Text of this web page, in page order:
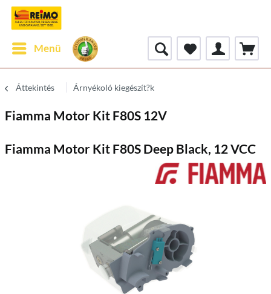
Menü
Áttekintés Árnyékoló kiegészít?k
Fiamma Motor Kit F80S 12V
Fiamma Motor Kit F80S Deep Black, 12 VCC